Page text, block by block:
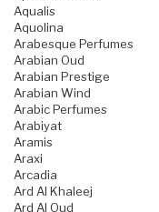
Aqualis
Aquolina
Arabesque Perfumes
Arabian Oud
Arabian Prestige
Arabian Wind
Arabic Perfumes
Arabiyat
Aramis
Araxi
Arcadia
Ard Al Khaleej
Ard Al Oud